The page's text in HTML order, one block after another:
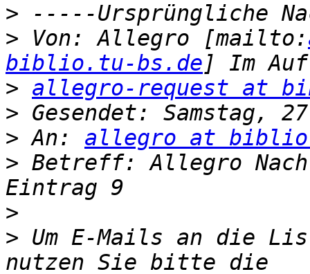
>
> Von: Allegro [mailto:
biblio.tu-bs.de
> allegro-request at
>
> An: allegro at
> Betreff: Allegro
>
> Um E-Mails an die